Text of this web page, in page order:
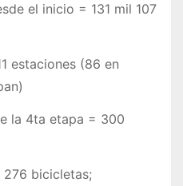
el inicio = 131 mil 107
estaciones (86 en
la 4ta etapa = 300
bicicletas;